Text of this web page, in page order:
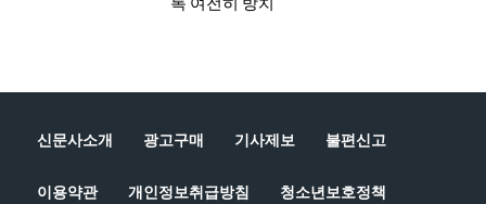
신문사소개 광고구매 기사제보 불편신고
이용약관 개인정보취급방침 청소년보호정책